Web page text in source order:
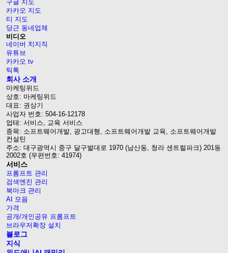
구글 지도
카카오 지도
티 지도
당근 동네업체
비디오
네이버 치지직
유튜브
카카오 tv
틱톡
회사 소개
마케팅위드
상호: 마케팅위드
대표: 권상기
사업자 번호: 504-16-12178
업태: 서비스, 교육 서비스
종목: 소프트웨어개발, 광고대행, 소프트웨어개발 교육, 소프트웨어개발
컨설틴
주소: 대구광역시 중구 달구벌대로 1970 (남산동, 청라 센트럴파크) 201동
2002호 (우편번호: 41974)
서비스
프롬프트 관리
검색엔진 관리
북마크 관리
AI 모음
가격
공개/개인공유 프롬프트
브라우저확장 설치
블로그
지식